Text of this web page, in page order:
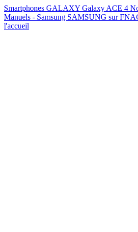
Smartphones GALAXY Galaxy ACE 4
Manuels - Samsung SAMSUNG sur
l'accueil